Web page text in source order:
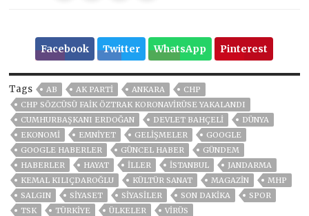
Facebook Twitter WhatsApp Pinterest
Tags AB AK PARTİ ANKARA
CHP
CHP SÖZCÜSÜ FAIK ÖZTRAK KORONAVIRÜSE YAKALANDI
CUMHURBAŞKANI ERDOĞAN
DEVLET BAHÇELİ
DÜNYA
EKONOMİ
EMNİYET GELIŞMELER
GOOGLE
GOOGLE HABERLER
GÜNCEL HABER
GÜNDEM
HABERLER
HAYAT İLLER ISTANBUL
JANDARMA
KEMAL KILIÇDAROĞLU
KÜLTÜR SANAT MAGAZİN
MHP
SALGIN
SİYASET SİYASİLER SON DAKIKA
SPOR
TSK
TÜRKİYE ÜLKELER VIRÜS